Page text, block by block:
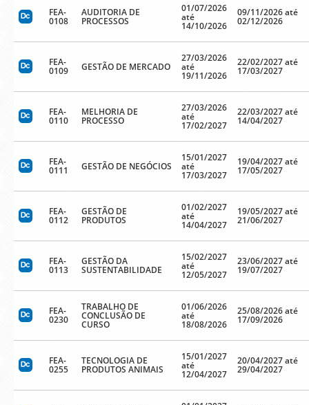
FEA-
0108
AUDITORIA DE
PROCESSOS
01/07/2026
até
14/10/2026
09/11/2026 até
02/12/2026
FEA-
0109 GESTÃO DE MERCADO
27/03/2026
até
19/11/2026
22/02/2027 até
17/03/2027
FEA-
0110
MELHORIA DE
PROCESSO
27/03/2026
até
17/02/2027
22/03/2027 até
14/04/2027
FEA-
0111 GESTÃO DE NEGÓCIOS
15/01/2027
até
17/03/2027
19/04/2027 até
17/05/2027
FEA-
0112
GESTÃO DE
PRODUTOS
01/02/2027
até
14/04/2027
19/05/2027 até
21/06/2027
FEA-
0113
GESTÃO DA
SUSTENTABILIDADE
15/02/2027
até
12/05/2027
23/06/2027 até
19/07/2027
FEA-
0230
TRABALHO DE
CONCLUSÃO DE
CURSO
01/06/2026
até
18/08/2026
25/08/2026 até
17/09/2026
FEA-
0255
TECNOLOGIA DE
PRODUTOS ANIMAIS
15/01/2027
até
12/04/2027
20/04/2027 até
29/04/2027